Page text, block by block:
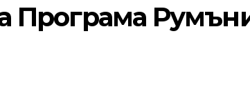
Програма